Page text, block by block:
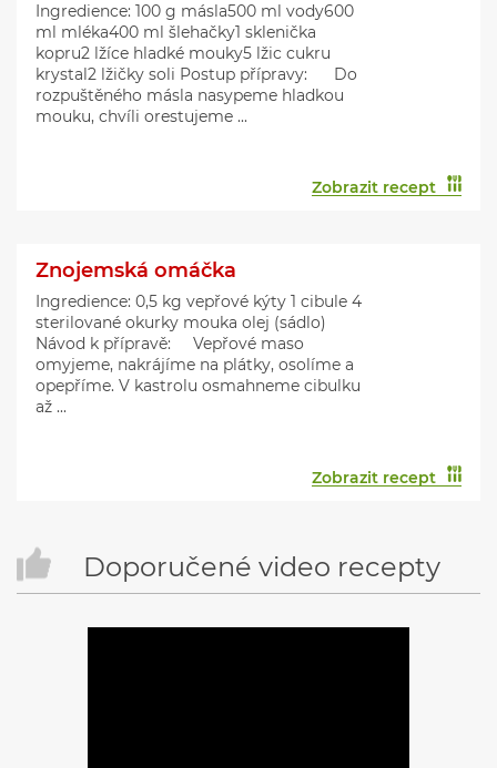
Ingredience: 100 g másla500 ml vody600
ml mléka400 ml šlehačky1 sklenička
kopru2 lžíce hladké mouky5 lžic cukru
krystal2 lžičky soli Postup přípravy: Do
rozpuštěného másla nasypeme hladkou
mouku, chvíli orestujeme ...
Zobrazit recept
Znojemská omáčka
Ingredience: 0,5 kg vepřové kýty 1 cibule 4
sterilované okurky mouka olej (sádlo)
Návod k přípravě: Vepřové maso
omyjeme, nakrájíme na plátky, osolíme a
opepříme. V kastrolu osmahneme cibulku
až ...
Zobrazit recept
Doporučené video recepty